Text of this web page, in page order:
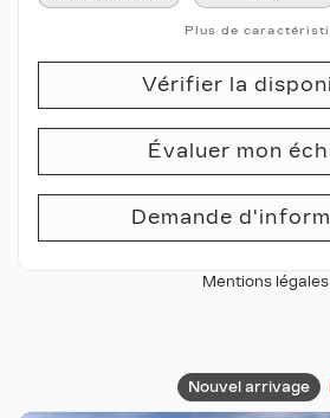
Plus de
Vérifier la
Évaluer mon
Demande
Mentions légales
Nouvel arrivage